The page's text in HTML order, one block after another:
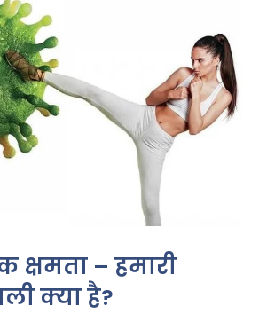
क्षमता – हमारी
क्या है?